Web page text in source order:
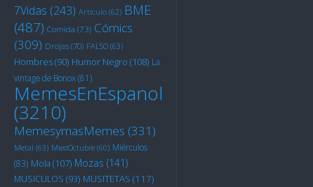
7Vidas (243) Artículo (62) BME
(487) Comida (73) Cómics
(309) Drojas (70) FALSO (63)
Hombres(90) Humor Negro (108) La
vintage de Bonox(81)
MemesEnEspanol
(3210)
MemesymasMemes (331)
Metal (63) MiedOctubre (60) Miérculos
(83) Mola (107) Mozas (141)
MUSICULOS (93) MUSITETAS (117)